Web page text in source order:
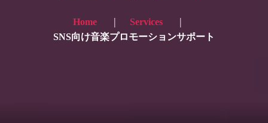
サービス一覧1
Home
Services
SNS向け音楽プロモーションサポート